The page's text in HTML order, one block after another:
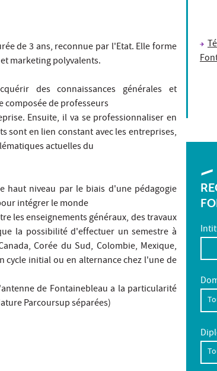
de 3 ans, reconnue par l'Etat. Elle forme
marketing polyvalents.
des connaissances générales et
composée de professeurs
Ensuite, il va se professionnaliser en
sont en lien constant avec les entreprises,
actuelles du
haut niveau par le biais d'une pédagogie
intégrer le monde
les enseignements généraux, des travaux
la possibilité d'effectuer un semestre à
Corée du Sud, Colombie, Mexique,
cycle initial ou en alternance chez l'une de
de Fontainebleau a la particularité
Parcoursup séparées)